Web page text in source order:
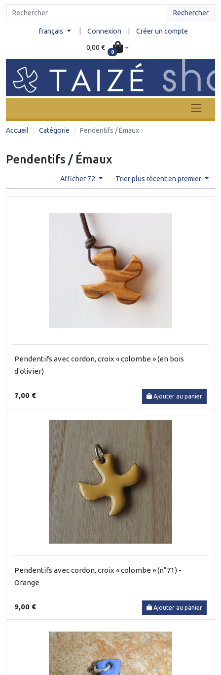
Rechercher
français Connexion Créer un compte
0,00 €
0
Accueil Catégorie Pendentifs / Émaux
Pendentifs / Émaux
Afficher 72 Trier plus récent en premier
Pendentifs avec cordon, croix « colombe » (en bois
d'olivier)
7,00 € Ajouter au panier
Pendentifs avec cordon, croix « colombe » (n°71) -
Orange
9,00 € Ajouter au panier